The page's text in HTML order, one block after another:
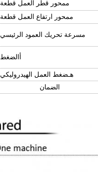
ممحور قطر العمل قطعة
ممحور ارتفاع العمل قطعة
مسرعة تحريك العمود الرئيسي
أالضغط
هـضغط العمل الهيدروليكي
الضمان